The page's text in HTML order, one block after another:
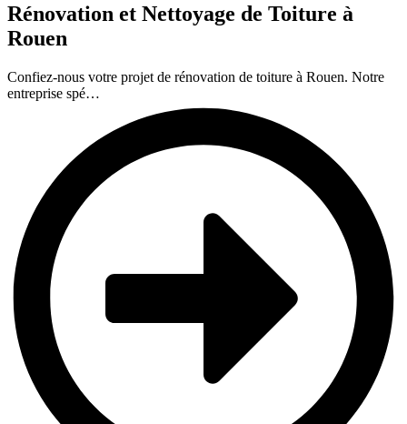
Rénovation et Nettoyage de Toiture à
Rouen
Confiez-nous votre projet de rénovation de toiture à Rouen. Notre
entreprise spé…